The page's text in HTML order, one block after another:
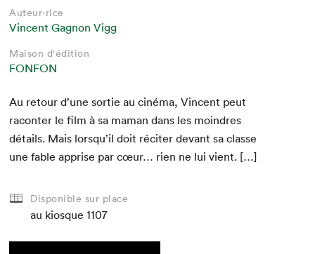
Auteur·rice
Vincent Gagnon Vigg
Maison d'édition
FONFON
Au retour d’une sor­tie au ciné­ma, Vin­cent peut
racon­ter le film à sa maman dans les moin­dres
détails. Mais lorsqu’il doit réciter devant sa classe
une fable apprise par cœur… rien ne lui vient. […]
Disponible sur place
au kiosque 1107